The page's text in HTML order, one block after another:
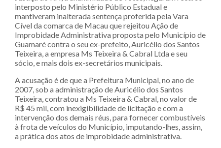
interposto pelo Ministério Público Estadual e
mantiveram inalterada sentença proferida pela Vara
Cível da comarca de Macau que rejeitou Ação de
Improbidade Administrativa proposta pelo Município de
Guamaré contra o seu ex-prefeito, Auricélio dos Santos
Teixeira, a empresa Ms Teixeira & Cabral Ltda e seu
sócio, e mais dois ex-secretários municipais.
A acusação é de que a Prefeitura Municipal, no ano de
2007, sob a administração de Auricélio dos Santos
Teixeira, contratou a Ms Teixeira & Cabral, no valor de
R$ 45 mil, com inexigibilidade de licitação e com a
intervenção dos demais réus, para fornecer combustíveis
à frota de veículos do Município, imputando-lhes, assim,
a prática dos atos de improbidade administrativa.